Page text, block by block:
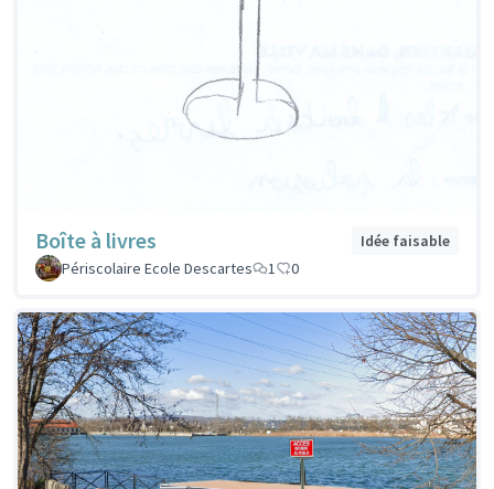
Boîte à livres
Idée faisable
Périscolaire Ecole Descartes
1 0